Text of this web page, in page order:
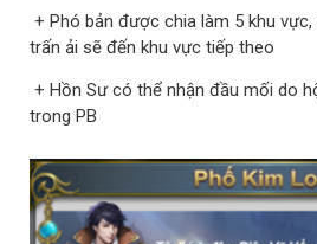
+ Phó bản được chia làm 5 khu
trấn ải sẽ đến khu vực tiếp theo
+ Hồn Sư có thể nhận đầu mối do
trong PB